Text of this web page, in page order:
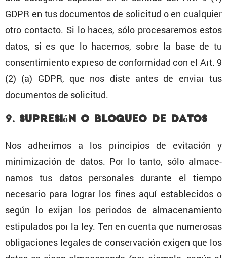
GDPR en tus documentos de solicitud o en cualquier
otro contacto. Si lo haces, sólo proce­sa­remos estos
datos, si es que lo hacemos, sobre la base de tu
consen­ti­miento expreso de confor­midad con el Art. 9
(2) (a) GDPR, que nos diste antes de enviar tus
documentos de solicitud.
9. Supre­sión o bloqueo de datos
Nos adherimos a los princi­pios de evita­ción y
minimi­za­ción de datos. Por lo tanto, sólo almace­
namos tus datos perso­nales durante el tiempo
necesario para lograr los fines aquí estable­cidos o
según lo exijan los periodos de almace­na­miento
estipu­lados por la ley. Ten en cuenta que numerosas
obliga­ciones legales de conser­va­ción exigen que los